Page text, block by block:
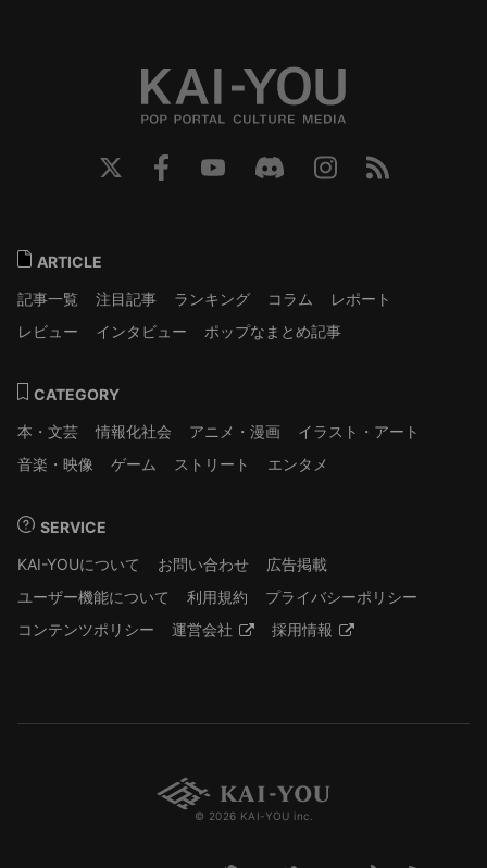
ARTICLE
記事一覧
注目記事 ランキング コラム
レポート
レビュー
インタビュー ポップなまとめ記事
CATEGORY
本・文芸
情報化社会 アニメ・漫画
イラスト・アート
音楽・映像
ゲーム ストリート エンタメ
SERVICE
KAI-YOUについて
お問い合わせ
広告掲載
ユーザー機能について
利用規約
プライバシーポリシー
コンテンツポリシー
運営会社 採用情報
© 2026 KAI-YOU inc.